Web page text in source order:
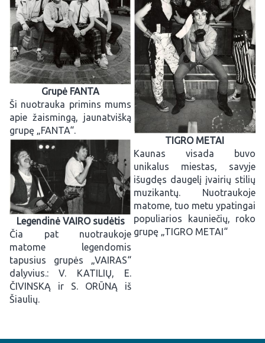
Grupė FANTA
Ši nuotrauka primins mums
apie žaismingą, jaunatvišką
grupę „FANTA“.
TIGRO METAI
Kaunas visada buvo
unikalus miestas, savyje
išugdęs daugelį įvairių stilių
muzikantų. Nuotraukoje
matome, tuo metu ypatingai
populiarios kauniečių, roko
grupę „TIGRO METAI“
Legendinė VAIRO sudėtis
Čia pat nuotraukoje
matome legendomis
tapusius grupės „VAIRAS“
dalyvius.: V. KATILIŲ, E.
ČIVINSKĄ ir S. ORŪNĄ iš
Šiaulių.